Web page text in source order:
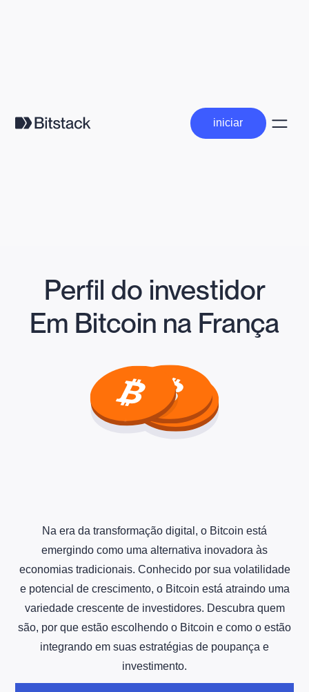
iniciar
iniciar
Perfil do investidor
Em Bitcoin na França
Na era da transformação digital, o Bitcoin está
emergindo como uma alternativa inovadora às
economias tradicionais. Conhecido por sua volatilidade
e potencial de crescimento, o Bitcoin está atraindo uma
variedade crescente de investidores. Descubra quem
são, por que estão escolhendo o Bitcoin e como o estão
integrando em suas estratégias de poupança e
investimento.